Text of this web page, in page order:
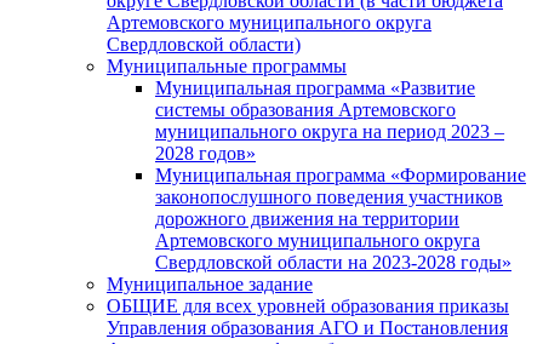
Артемовского муниципального округа
Свердловской области)
Муниципальные программы
Муниципальная программа «Развитие
системы образования Артемовского
муниципального округа на период 2023 –
2028 годов»
Муниципальная программа «Формирование
законопослушного поведения участников
дорожного движения на территории
Артемовского муниципального округа
Свердловской области на 2023-2028 годы»
Муниципальное задание
ОБЩИЕ для всех уровней образования приказы
Управления образования АГО и Постановления